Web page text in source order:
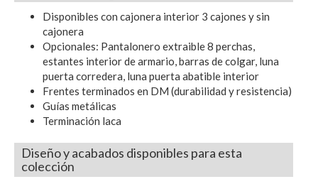
Disponibles con cajonera interior 3 cajones y sin
cajonera
Opcionales: Pantalonero extraible 8 perchas,
estantes interior de armario, barras de colgar, luna
puerta corredera, luna puerta abatible interior
Frentes terminados en DM (durabilidad y resistencia)
Guías metálicas
Terminación laca
Diseño y acabados disponibles para esta
colección